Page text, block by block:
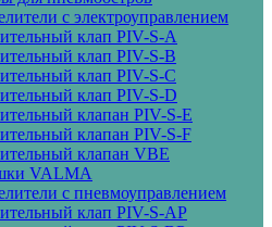
с электроуправлением
клап PIV-S-A
клап PIV-S-B
клап PIV-S-C
клап PIV-S-D
клапан PIV-S-E
клапан PIV-S-F
клапан VBE
VALMA
с пневмоуправлением
клап PIV-S-AP